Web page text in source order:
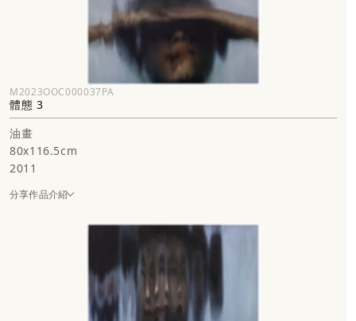
M2023OOC000037PA
體態 3
油畫
80x116.5cm
2011
分享作品介紹